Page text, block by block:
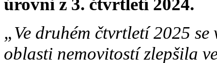
úrovni z 3. čtvrtletí 2024.
„Ve druhém čtvrtletí 2025
oblasti nemovitostí zlepšila